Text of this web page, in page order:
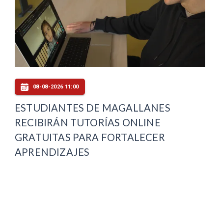
08-08-2026 11:00
ESTUDIANTES DE MAGALLANES
RECIBIRÁN TUTORÍAS ONLINE
GRATUITAS PARA FORTALECER
APRENDIZAJES